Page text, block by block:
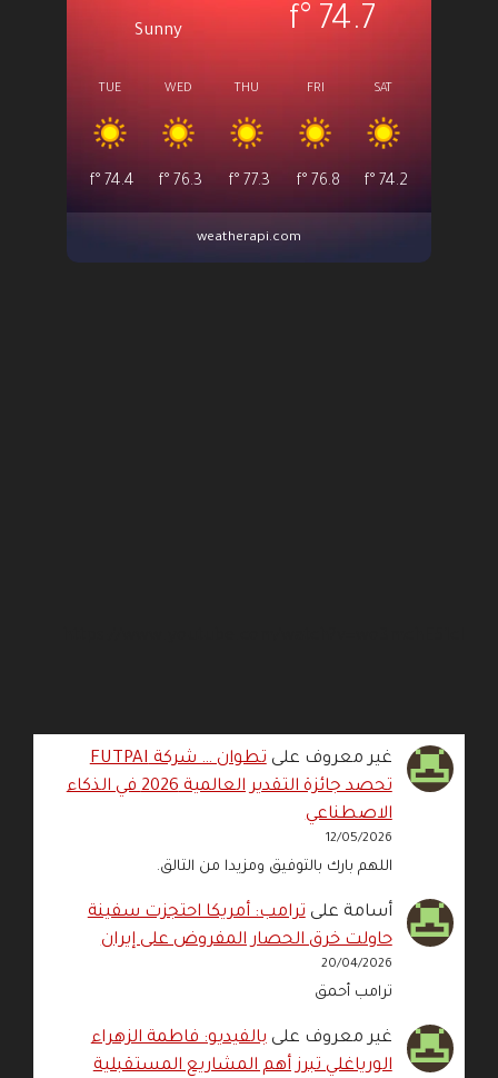
Sunny 74.7
°f
TUE
74.4
°f
WED
76.3
°f
THU
77.3
°f
FRI
76.8
°f
SAT
74.2
°f
weatherapi.com
غير معروف على
تطوان … شركة FUTPAI
تحصد جائزة التقدير العالمية 2026 في الذكاء
الاصطناعي
12/05/2026
اللهم بارك بالتوفيق ومزيدا من التالق.
أسامة علىترامب: أمريكا احتجزت سفينة
حاولت خرق الحصار المفروض على إيران
20/04/2026
ترامب أحمق
غير معروف علىبالفيديو: فاطمة الزهراء
الورياغلي تبرز أهم المشاريع المستقبلية